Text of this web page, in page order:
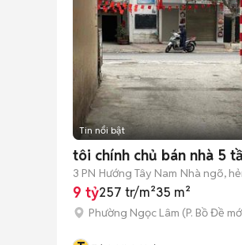
Tin nổi bật
tôi chính chủ bán nhà 5
3 PN Hướng Tây Nam Nhà ngõ,
9 tỷ257 tr/m²35 m²
Phường Ngọc Lâm (P. Bồ Đề